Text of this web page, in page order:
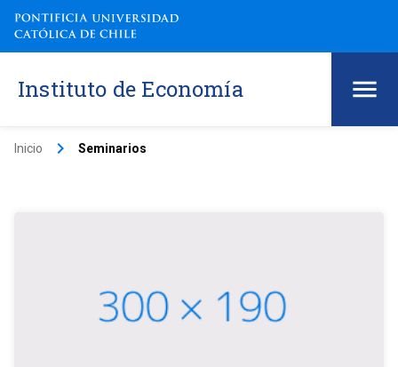
Instituto de Economía
Inicio keyboard_arrow_right Seminarios